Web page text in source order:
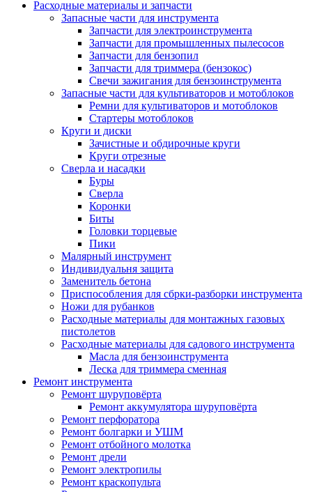
Расходные материалы и запчасти
Запасные части для инструмента
Запчасти для электроинструмента
Запчасти для промышленных пылесосов
Запчасти для бензопил
Запчасти для триммера (бензокос)
Свечи зажигания для бензоинструмента
Запасные части для культиваторов и мотоблоков
Ремни для культиваторов и мотоблоков
Стартеры мотоблоков
Круги и диски
Зачистные и обдирочные круги
Круги отрезные
Сверла и насадки
Буры
Сверла
Коронки
Биты
Головки торцевые
Пики
Малярный инструмент
Индивидуальня защита
Заменитель бетона
Приспособления для сбрки-разборки инструмента
Ножи для рубанков
Расходные материалы для монтажных газовых
пистолетов
Расходные материалы для садового инструмента
Масла для бензоинструмента
Леска для триммера сменная
Ремонт инструмента
Ремонт шуруповёрта
Ремонт аккумулятора шуруповёрта
Ремонт перфоратора
Ремонт болгарки и УШМ
Ремонт отбойного молотка
Ремонт дрели
Ремонт электропилы
Ремонт краскопульта